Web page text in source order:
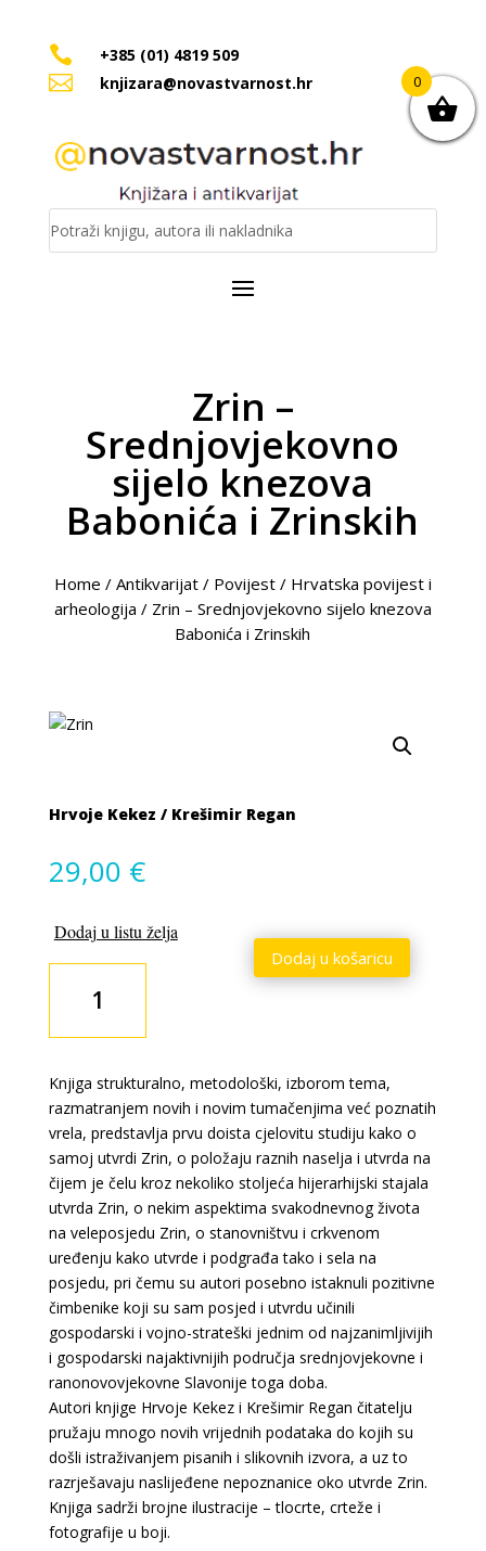
 +385 (01) 4819 509
 knjizara@novastvarnost.hr
Zrin –
Srednjovjekovno
sijelo knezova
Babonića i Zrinskih
Home / Antikvarijat/ Povijest/ Hrvatska povijest i
arheologija / Zrin – Srednjovjekovno sijelo knezova
Babonića i Zrinskih
Hrvoje Kekez / Krešimir Regan
29,00 €
Dodaj u listu želja
knezova
Babonića
Zrinskih
količina
Dodaj u košaricu
Knjiga strukturalno, metodološki, izborom tema,
razmatranjem novih i novim tumačenjima već poznatih
vrela, predstavlja prvu doista cjelovitu studiju kako o
samoj utvrdi Zrin, o položaju raznih naselja i utvrda na
čijem je čelu kroz nekoliko stoljeća hijerarhijski stajala
utvrda Zrin, o nekim aspektima svakodnevnog života
na veleposjedu Zrin, o stanovništvu i crkvenom
uređenju kako utvrde i podgrađa tako i sela na
posjedu, pri čemu su autori posebno istaknuli pozitivne
čimbenike koji su sam posjed i utvrdu učinili
gospodarski i vojno-strateški jednim od najzanimljivijih
i gospodarski najaktivnijih područja srednjovjekovne i
ranonovovjekovne Slavonije toga doba.
Autori knjige Hrvoje Kekez i Krešimir Regan čitatelju
pružaju mnogo novih vrijednih podataka do kojih su
došli istraživanjem pisanih i slikovnih izvora, a uz to
razrješavaju naslijeđene nepoznanice oko utvrde Zrin.
Knjiga sadrži brojne ilustracije – tlocrte, crteže i
fotografije u boji.
0